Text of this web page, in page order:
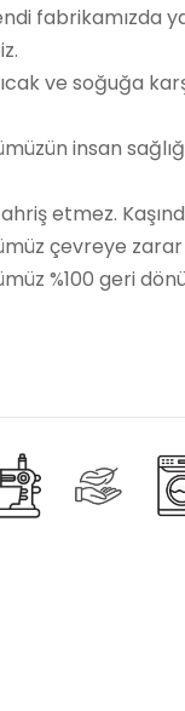
fabrikamızda
ve soğuğa
insan
etmez.
çevreye
%100 geri